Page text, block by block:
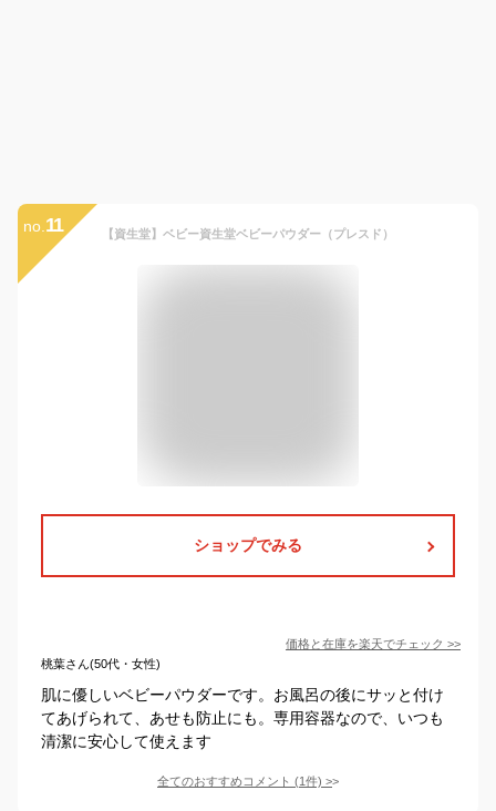
no. 11 【資生堂】ベビー資生堂ベビーパウダー（プレスド）
ショップでみる
価格と在庫を楽天でチェック >>
桃葉さん(50代・女性)
肌に優しいベビーパウダーです。お風呂の後にサッと付け
てあげられて、あせも防止にも。専用容器なので、いつも
清潔に安心して使えます
全てのおすすめコメント (1件) >